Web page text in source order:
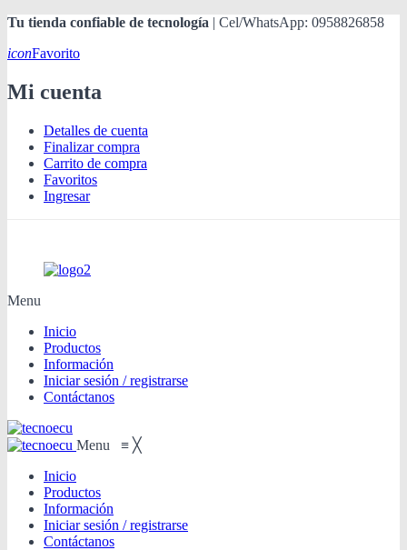
Tu tienda confiable de tecnología | Cel/WhatsApp: 0958826858
iconFavorito
Mi cuenta
Detalles de cuenta
Finalizar compra
Carrito de compra
Favoritos
Ingresar
Menu
Inicio
Productos
Información
Iniciar sesión / registrarse
Contáctanos
Menu ≡ ╳
Inicio
Productos
Información
Iniciar sesión / registrarse
Contáctanos